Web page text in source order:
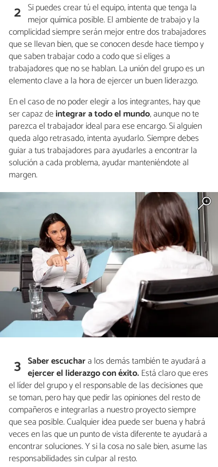
2 Si puedes crear tú el equipo, intenta que tenga la
mejor química posible. El ambiente de trabajo y la
complicidad siempre serán mejor entre dos trabajadores
que se llevan bien, que se conocen desde hace tiempo y
que saben trabajar codo a codo que si eliges a
trabajadores que no se hablan. La unión del grupo es un
elemento clave a la hora de ejercer un buen liderazgo.
En el caso de no poder elegir a los integrantes, hay que
ser capaz deintegrar a todo el mundo, aunque no te
parezca el trabajador ideal para ese encargo. Si alguien
queda algo retrasado, intenta ayudarlo. Siempre debes
guiar a tus trabajadores para ayudarles a encontrar la
solución a cada problema, ayudar manteniéndote al
margen.
3 Saber escuchara los demás también te ayudará a
ejercer el liderazgo con éxito.Está claro que eres
el líder del grupo y el responsable de las decisiones que
se toman, pero hay que pedir las opiniones del resto de
compañeros e integrarlas a nuestro proyecto siempre
que sea posible. Cualquier idea puede ser buena y habrá
veces en las que un punto de vista diferente te ayudará a
encontrar soluciones. Y si la cosa no sale bien, asume las
responsabilidades sin culpar al resto.